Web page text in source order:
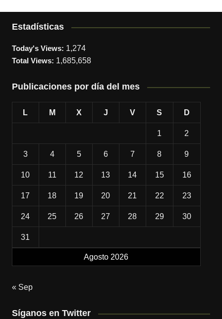
Estadísticas
Today's Views: 1,274
Total Views: 1,685,658
Publicaciones por día del mes
Agosto 2026
L M X J V S D
1 2
3 4 5 6 7 8 9
10 11 12 13 14 15 16
17 18 19 20 21 22 23
24 25 26 27 28 29 30
31
« Sep
Síganos en Twitter